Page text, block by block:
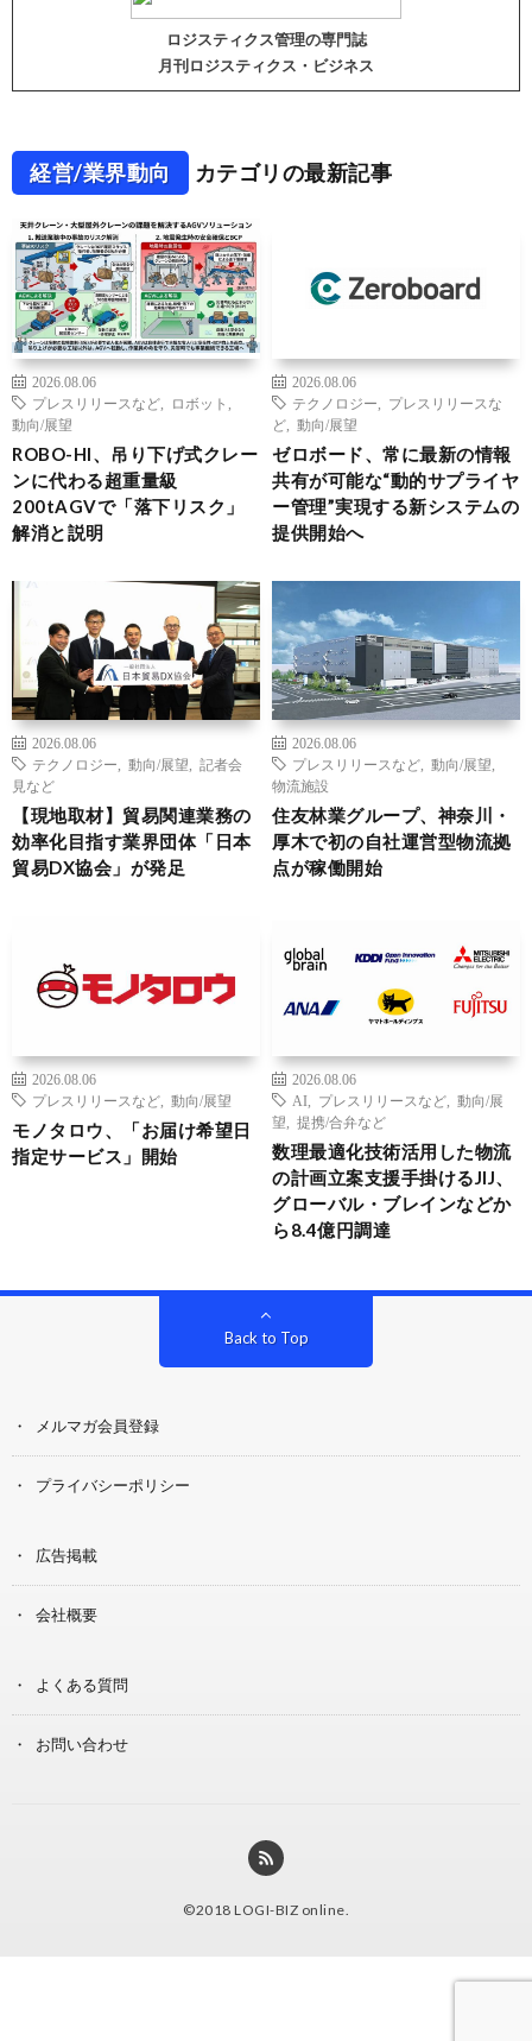
ロジスティクス管理の専門誌
月刊ロジスティクス・ビジネス
経営/業界動向 カテゴリの最新記事
2026.08.06
プレスリリースなど
ロボット
動向/展望
ROBO-HI、吊り下げ式クレー
ンに代わる超重量級
200tAGVで「落下リスク」
解消と説明
2026.08.06
テクノロジー
プレスリリースな
ど
動向/展望
ゼロボード、常に最新の情報
共有が可能な“動的サプライヤ
ー管理”実現する新システムの
提供開始へ
2026.08.06
テクノロジー
動向/展望
記者会
見など
【現地取材】貿易関連業務の
効率化目指す業界団体「日本
貿易DX協会」が発足
2026.08.06
プレスリリースなど
動向/展望
物流施設
住友林業グループ、神奈川・
厚木で初の自社運営型物流拠
点が稼働開始
2026.08.06
プレスリリースなど
動向/展望
モノタロウ、「お届け希望日
指定サービス」開始
2026.08.06
AI
プレスリリースなど
動向/展
望
提携/合弁など
数理最適化技術活用した物流
の計画立案支援手掛けるJIJ、
グローバル・ブレインなどか
ら8.4億円調達
Back to Top
メルマガ会員登録
プライバシーポリシー
広告掲載
会社概要
よくある質問
お問い合わせ
©2018 LOGI-BIZ online